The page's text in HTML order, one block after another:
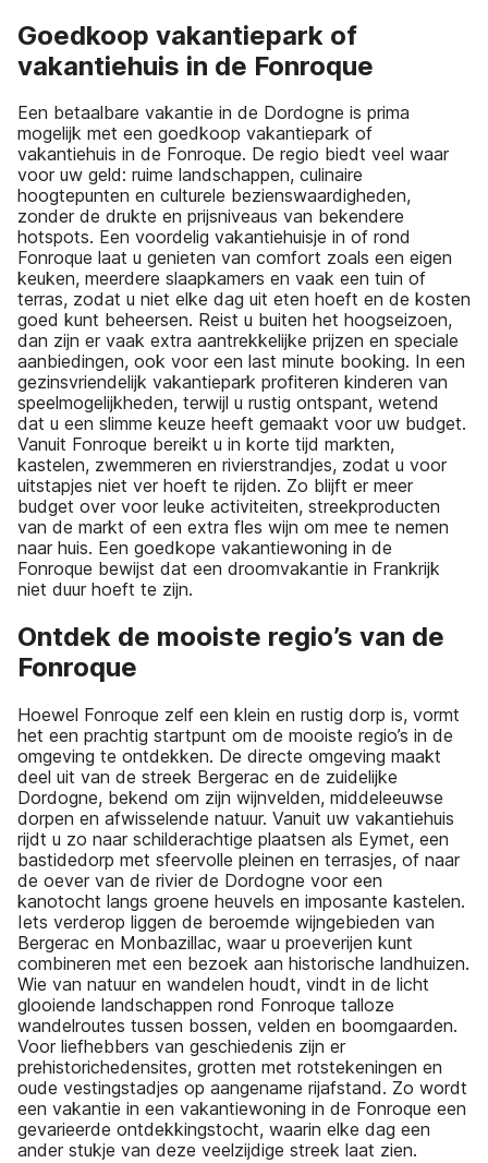
Goedkoop vakantiepark of
vakantiehuis in de Fonroque
Een betaalbare vakantie in de Dordogne is prima
mogelijk met een goedkoop vakantiepark of
vakantiehuis in de Fonroque. De regio biedt veel waar
voor uw geld: ruime landschappen, culinaire
hoogtepunten en culturele bezienswaardigheden,
zonder de drukte en prijsniveaus van bekendere
hotspots. Een voordelig vakantiehuisje in of rond
Fonroque laat u genieten van comfort zoals een eigen
keuken, meerdere slaapkamers en vaak een tuin of
terras, zodat u niet elke dag uit eten hoeft en de kosten
goed kunt beheersen. Reist u buiten het hoogseizoen,
dan zijn er vaak extra aantrekkelijke prijzen en speciale
aanbiedingen, ook voor een last minute booking. In een
gezinsvriendelijk vakantiepark profiteren kinderen van
speelmogelijkheden, terwijl u rustig ontspant, wetend
dat u een slimme keuze heeft gemaakt voor uw budget.
Vanuit Fonroque bereikt u in korte tijd markten,
kastelen, zwemmeren en rivierstrandjes, zodat u voor
uitstapjes niet ver hoeft te rijden. Zo blijft er meer
budget over voor leuke activiteiten, streekproducten
van de markt of een extra fles wijn om mee te nemen
naar huis. Een goedkope vakantiewoning in de
Fonroque bewijst dat een droomvakantie in Frankrijk
niet duur hoeft te zijn.
Ontdek de mooiste regio’s van de
Fonroque
Hoewel Fonroque zelf een klein en rustig dorp is, vormt
het een prachtig startpunt om de mooiste regio’s in de
omgeving te ontdekken. De directe omgeving maakt
deel uit van de streek Bergerac en de zuidelijke
Dordogne, bekend om zijn wijnvelden, middeleeuwse
dorpen en afwisselende natuur. Vanuit uw vakantiehuis
rijdt u zo naar schilderachtige plaatsen als Eymet, een
bastidedorp met sfeervolle pleinen en terrasjes, of naar
de oever van de rivier de Dordogne voor een
kanotocht langs groene heuvels en imposante kastelen.
Iets verderop liggen de beroemde wijngebieden van
Bergerac en Monbazillac, waar u proeverijen kunt
combineren met een bezoek aan historische landhuizen.
Wie van natuur en wandelen houdt, vindt in de licht
glooiende landschappen rond Fonroque talloze
wandelroutes tussen bossen, velden en boomgaarden.
Voor liefhebbers van geschiedenis zijn er
prehistorichedensites, grotten met rotstekeningen en
oude vestingstadjes op aangename rijafstand. Zo wordt
een vakantie in een vakantiewoning in de Fonroque een
gevarieerde ontdekkingstocht, waarin elke dag een
ander stukje van deze veelzijdige streek laat zien.